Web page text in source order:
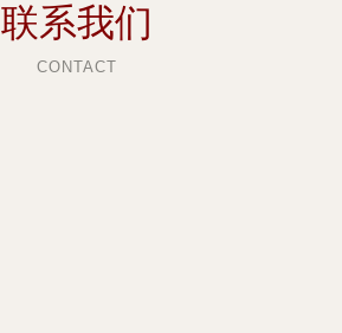
联系我们
CONTACT